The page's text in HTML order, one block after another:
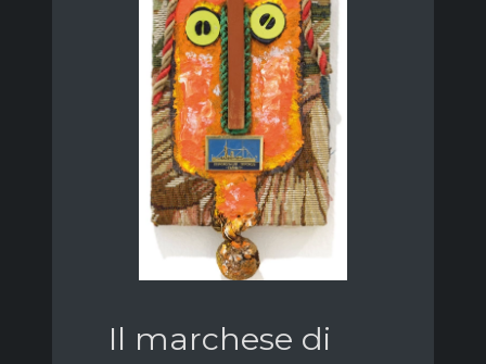
Il marchese di